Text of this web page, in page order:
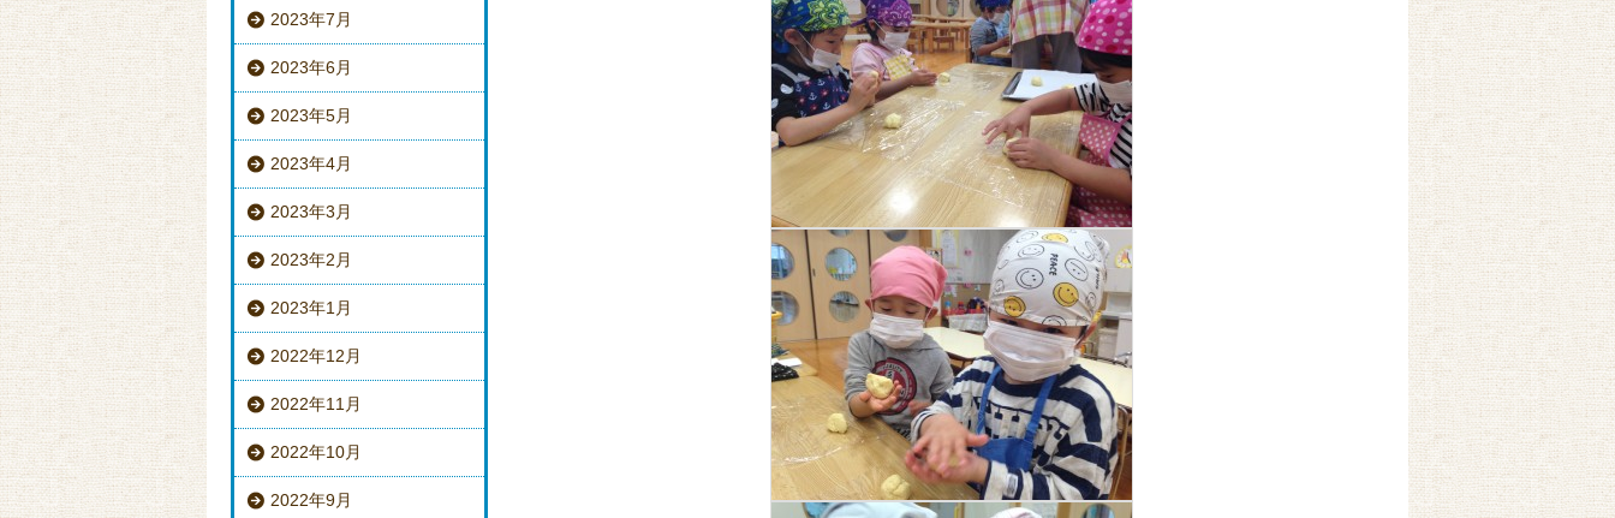
2023年7月
2023年6月
2023年5月
2023年4月
2023年3月
2023年2月
2023年1月
2022年12月
2022年11月
2022年10月
2022年9月